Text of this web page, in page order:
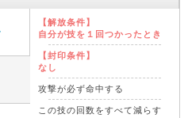
【解放条件】
自分が技を１回つかったとき
【封印条件】
なし
攻撃が必ず命中する
この技の回数をすべて減らす